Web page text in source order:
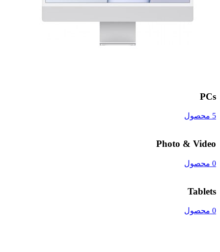
PCs
5 محصول
Photo & Video
0 محصول
Tablets
0 محصول